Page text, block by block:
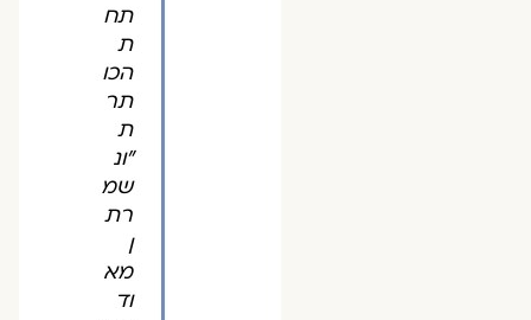
תח
ת
הכו
תר
ת
"ונ
שמ
רת
מא
וד